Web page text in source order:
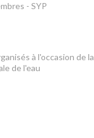
- SYP
à l'occasion de la
de l'eau